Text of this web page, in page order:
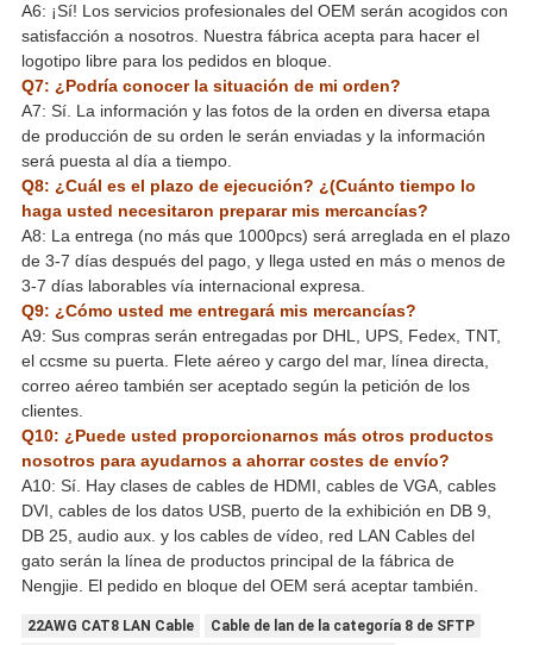
A6: ¡Sí! Los servicios profesionales del OEM serán acogidos con
satisfacción a nosotros. Nuestra fábrica acepta para hacer el
logotipo libre para los pedidos en bloque.
Q7: ¿Podría conocer la situación de mi orden?
A7: Sí. La información y las fotos de la orden en diversa etapa
de producción de su orden le serán enviadas y la información
será puesta al día a tiempo.
Q8: ¿Cuál es el plazo de ejecución? ¿(Cuánto tiempo lo
haga usted necesitaron preparar mis mercancías?
A8: La entrega (no más que 1000pcs) será arreglada en el plazo
de 3-7 días después del pago, y llega usted en más o menos de
3-7 días laborables vía internacional expresa.
Q9: ¿Cómo usted me entregará mis mercancías?
A9: Sus compras serán entregadas por DHL, UPS, Fedex, TNT,
el ccsme su puerta. Flete aéreo y cargo del mar, línea directa,
correo aéreo también ser aceptado según la petición de los
clientes.
Q10: ¿Puede usted proporcionarnos más otros productos
nosotros para ayudarnos a ahorrar costes de envío?
A10: Sí. Hay clases de cables de HDMI, cables de VGA, cables
DVI, cables de los datos USB, puerto de la exhibición en DB 9,
DB 25, audio aux. y los cables de vídeo, red LAN Cables del
gato serán la línea de productos principal de la fábrica de
Nengjie. El pedido en bloque del OEM será aceptar también.
22AWG CAT8 LAN Cable
Cable de lan de la categoría 8 de SFTP